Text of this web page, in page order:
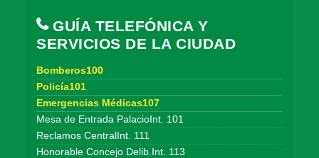
GUÍA TELEFÓNICA Y
SERVICIOS DE LA CIUDAD
Bomberos100
Policía101
Emergencias Médicas107
Mesa de Entrada PalacioInt. 101
Reclamos CentralInt. 111
Honorable Concejo Delib.Int. 113